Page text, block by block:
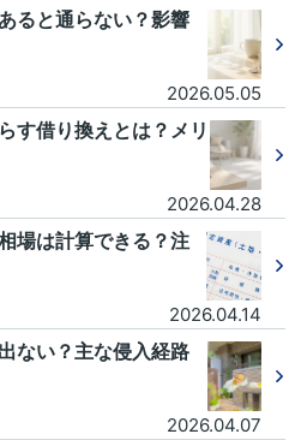
ると通らない？影響
2026.05.05
す借り換えとは？メリ
2026.04.28
場は計算できる？注
2026.04.14
ない？主な侵入経路
2026.04.07